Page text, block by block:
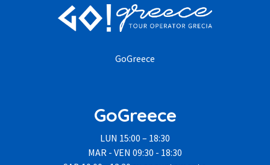
GoGreece
GoGreece
LUN 15:00 – 18:30
MAR - VEN 09:30 - 18:30